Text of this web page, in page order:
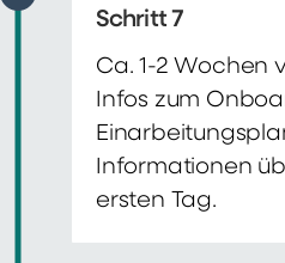
Schritt 7
Ca. 1-2 Wochen
Infos zum
Informationen
ersten Tag.